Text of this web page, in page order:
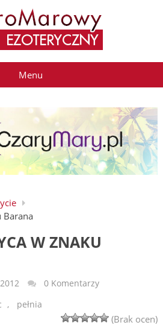
Menu
Barana
W ZNAKU
0 Komentarzy
, pełnia
(Brak ocen)